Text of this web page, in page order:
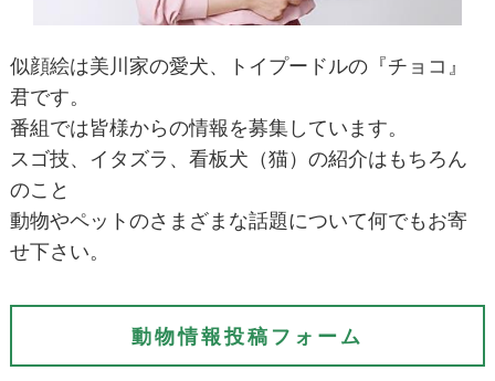
似顔絵は美川家の愛犬、トイプードルの『チョコ』
君です。
番組では皆様からの情報を募集しています。
スゴ技、イタズラ、看板犬（猫）の紹介はもちろん
のこと
動物やペットのさまざまな話題について何でもお寄
せ下さい。
動物情報投稿フォーム